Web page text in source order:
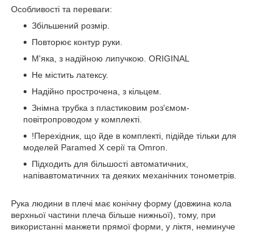
Особливості та переваги:
Збільшений розмір.
Повторює контур руки.
М'яка, з надійною липучкою. ORIGINAL
Не містить латексу.
Надійно прострочена, з кільцем.
Знімна трубка з пластиковим роз'ємом-
повітропроводом у комплекті.
!Перехідник, що йде в комплекті, підійде тільки для
моделей Paramed Х серії та Omron.
Підходить для більшості автоматичних,
напівавтоматичних та деяких механічних тонометрів.
Рука людини в плечі має конічну форму (довжина кола
верхньої частини плеча більше нижньої), тому, при
використанні манжети прямої форми, у ліктя, неминуче